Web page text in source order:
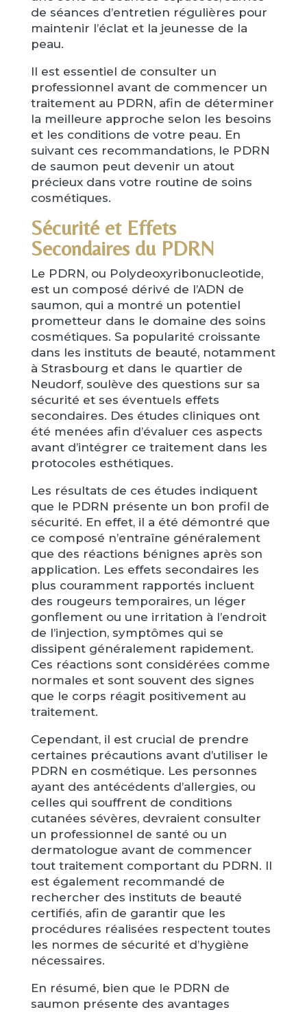
de séances d’entretien régulières pour
maintenir l’éclat et la jeunesse de la
peau.
Il est essentiel de consulter un
professionnel avant de commencer un
traitement au PDRN, afin de déterminer
la meilleure approche selon les besoins
et les conditions de votre peau. En
suivant ces recommandations, le PDRN
de saumon peut devenir un atout
précieux dans votre routine de soins
cosmétiques.
Sécurité et Effets
Secondaires du PDRN
Le PDRN, ou Polydeoxyribonucleotide,
est un composé dérivé de l’ADN de
saumon, qui a montré un potentiel
prometteur dans le domaine des soins
cosmétiques. Sa popularité croissante
dans les instituts de beauté, notamment
à Strasbourg et dans le quartier de
Neudorf, soulève des questions sur sa
sécurité et ses éventuels effets
secondaires. Des études cliniques ont
été menées afin d’évaluer ces aspects
avant d’intégrer ce traitement dans les
protocoles esthétiques.
Les résultats de ces études indiquent
que le PDRN présente un bon profil de
sécurité. En effet, il a été démontré que
ce composé n’entraîne généralement
que des réactions bénignes après son
application. Les effets secondaires les
plus couramment rapportés incluent
des rougeurs temporaires, un léger
gonflement ou une irritation à l’endroit
de l’injection, symptômes qui se
dissipent généralement rapidement.
Ces réactions sont considérées comme
normales et sont souvent des signes
que le corps réagit positivement au
traitement.
Cependant, il est crucial de prendre
certaines précautions avant d’utiliser le
PDRN en cosmétique. Les personnes
ayant des antécédents d’allergies, ou
celles qui souffrent de conditions
cutanées sévères, devraient consulter
un professionnel de santé ou un
dermatologue avant de commencer
tout traitement comportant du PDRN. Il
est également recommandé de
rechercher des instituts de beauté
certifiés, afin de garantir que les
procédures réalisées respectent toutes
les normes de sécurité et d’hygiène
nécessaires.
En résumé, bien que le PDRN de
saumon présente des avantages